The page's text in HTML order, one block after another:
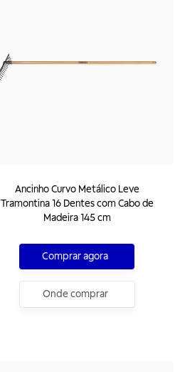
Ancinho Curvo Metálico Leve
Tramontina 16 Dentes com Cabo de
Madeira 145 cm
Comprar agora
Onde comprar